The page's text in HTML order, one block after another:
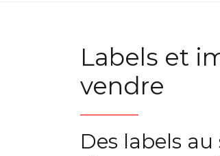
Labels et
vendre
Des labels